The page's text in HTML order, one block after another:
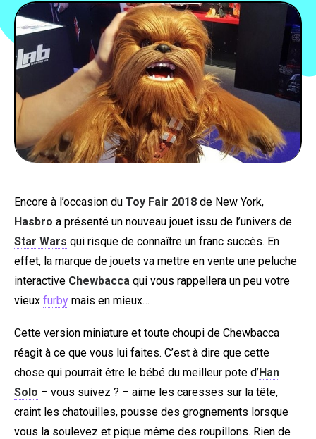
PEOPLE
FOOD
BONS PLANS
SOUTENEZ KULTT
Encore à l’occasion du Toy Fair 2018 de New York,
Hasbro a présenté un nouveau jouet issu de l’univers de
Star Wars qui risque de connaître un franc succès. En
effet, la marque de jouets va mettre en vente une peluche
interactive Chewbacca qui vous rappellera un peu votre
vieux furby mais en mieux…
Cette version miniature et toute choupi de Chewbacca
réagit à ce que vous lui faites. C’est à dire que cette
chose qui pourrait être le bébé du meilleur pote d’Han
Solo – vous suivez ? – aime les caresses sur la tête,
craint les chatouilles, pousse des grognements lorsque
vous la soulevez et pique même des roupillons. Rien de